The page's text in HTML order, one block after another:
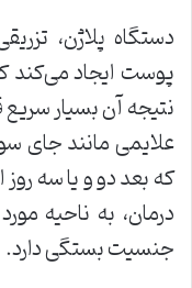
دستگاه پلاژن،
پوست ایجاد می‌کند
نتیجه آن بسیار
علایمی مانند جای
که بعد دو و یا سه
درمان، به ناحیه
جنسیت بستگی دارد.